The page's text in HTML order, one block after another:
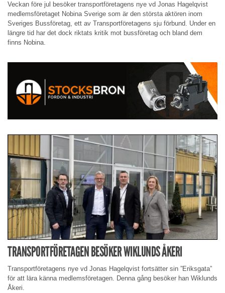
Veckan före jul besöker transportföretagens nye vd Jonas Hagelqvist
medlemsföretaget Nobina Sverige som är den största aktören inom
Sveriges Bussföretag, ett av Transportföretagens sju förbund. Under en
längre tid har det dock riktats kritik mot bussföretag och bland dem
finns Nobina.
TRANSPORTFÖRETAGEN BESÖKER WIKLUNDS ÅKERI
Transportföretagens nye vd Jonas Hagelqvist fortsätter sin ”Eriksgata”
för att lära känna medlemsföretagen. Denna gång besöker han Wiklunds
Åkeri.